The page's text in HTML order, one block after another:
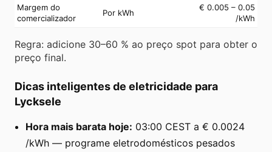
Margem do
comercializador
Por kWh
€ 0.005 – 0.05
/kWh
Regra: adicione 30–60 % ao preço spot para obter o
preço final.
Dicas inteligentes de eletricidade para
Lycksele
Hora mais barata hoje: 03:00 CEST a € 0.0024
/kWh — programe eletrodomésticos pesados